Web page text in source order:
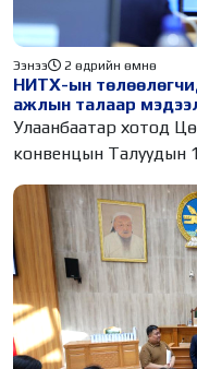
НИТХ-ын
ажлын талаар
Ээнээ 2 өдрийн өмнө
Улаанбаатар хотод
конвенцын Талуудын